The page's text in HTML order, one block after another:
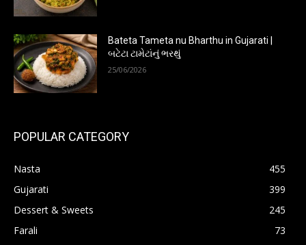
Bateta Tameta nu Bharthu in Gujarati |
બટેટા ટામેટાંનું ભરથું
25/06/2026
POPULAR CATEGORY
Nasta
455
Gujarati
399
Dessert & Sweets
245
Farali
73